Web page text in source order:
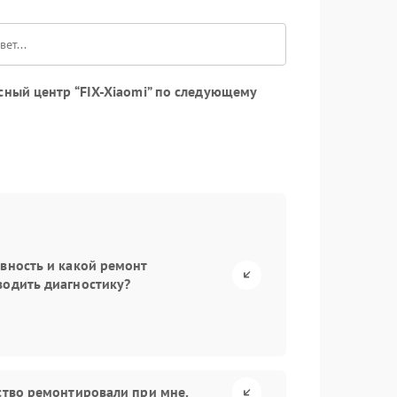
центр “FIX-Xiaomi” по следующему
и какой ремонт
диагностику?
ремонтировали при мне.